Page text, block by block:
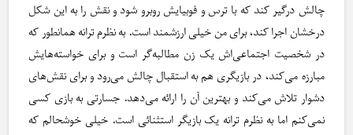
چالش درگیر کند که با ترس و فوبیایش روبرو شود و نقش را به این شکل
درخشان اجرا کند، برای من خیلی ارزشمند است. به نظرم ترانه همانطور که
در شخصیت اجتماعی‌اش یک زن مطالبه‌گر است و برای خواسته‌هایش
مبارزه می‌کند، در بازیگری هم به استقبال چالش می‌رود و برای نقش‌های
دشوار تلاش می‌کند و بهترین آن را ارائه می‌دهد. جسارتی به بازی کسی
نمی‌کنم اما به نظرم ترانه یک بازیگر استثنائی است. خیلی خوشحالم که